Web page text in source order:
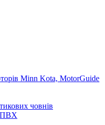
Minn Kota, MotorGuide
човнів
ПВХ